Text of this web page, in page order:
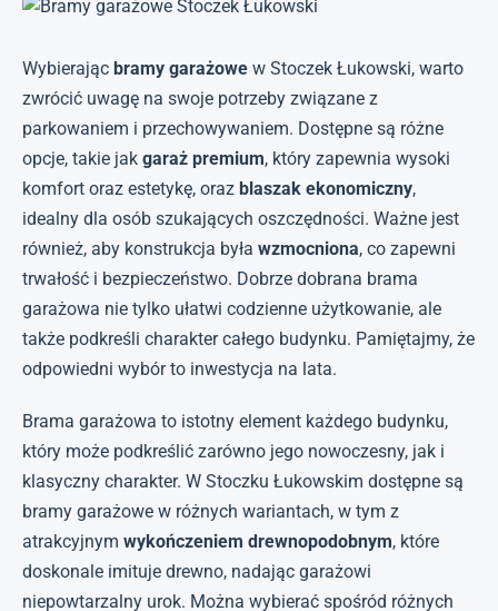
Wybierając bramy garażowe w Stoczek Łukowski, warto
zwrócić uwagę na swoje potrzeby związane z
parkowaniem i przechowywaniem. Dostępne są różne
opcje, takie jak garaż premium, który zapewnia wysoki
komfort oraz estetykę, oraz blaszak ekonomiczny,
idealny dla osób szukających oszczędności. Ważne jest
również, aby konstrukcja była wzmocniona, co zapewni
trwałość i bezpieczeństwo. Dobrze dobrana brama
garażowa nie tylko ułatwi codzienne użytkowanie, ale
także podkreśli charakter całego budynku. Pamiętajmy, że
odpowiedni wybór to inwestycja na lata.
Brama garażowa to istotny element każdego budynku,
który może podkreślić zarówno jego nowoczesny, jak i
klasyczny charakter. W Stoczku Łukowskim dostępne są
bramy garażowe w różnych wariantach, w tym z
atrakcyjnym wykończeniem drewnopodobnym, które
doskonale imituje drewno, nadając garażowi
niepowtarzalny urok. Można wybierać spośród różnych